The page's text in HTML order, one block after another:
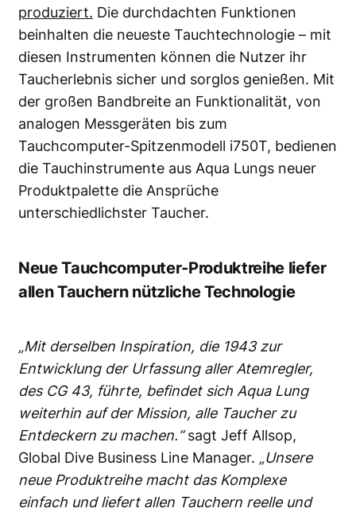
produziert. Die durchdachten Funktionen
beinhalten die neueste Tauchtechnologie – mit
diesen Instrumenten können die Nutzer ihr
Taucherlebnis sicher und sorglos genießen. Mit
der großen Bandbreite an Funktionalität, von
analogen Messgeräten bis zum
Tauchcomputer-Spitzenmodell i750T, bedienen
die Tauchinstrumente aus Aqua Lungs neuer
Produktpalette die Ansprüche
unterschiedlichster Taucher.
Neue Tauchcomputer-Produktreihe liefer
allen Tauchern nützliche Technologie
„Mit derselben Inspiration, die 1943 zur
Entwicklung der Urfassung aller Atemregler,
des CG 43, führte, befindet sich Aqua Lung
weiterhin auf der Mission, alle Taucher zu
Entdeckern zu machen.“sagt Jeff Allsop,
Global Dive Business Line Manager. „Unsere
neue Produktreihe macht das Komplexe
einfach und liefert allen Tauchern reelle und